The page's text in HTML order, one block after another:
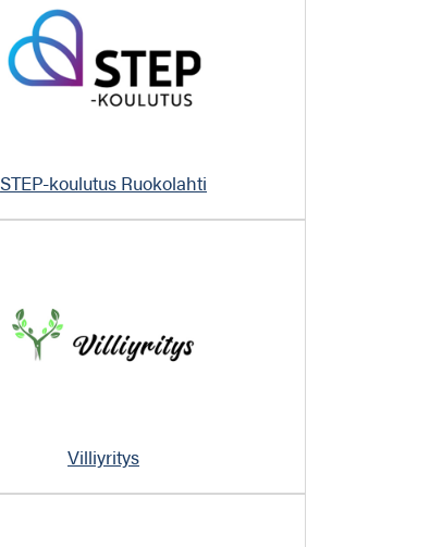
STEP-koulutus Ruokolahti
Villiyritys